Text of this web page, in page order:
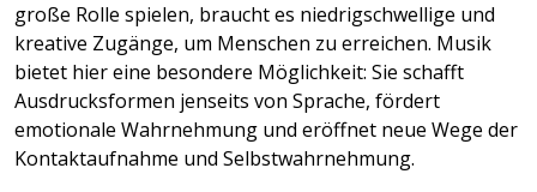
große Rolle spielen, braucht es niedrigschwellige und
kreative Zugänge, um Menschen zu erreichen. Musik
bietet hier eine besondere Möglichkeit: Sie schafft
Ausdrucksformen jenseits von Sprache, fördert
emotionale Wahrnehmung und eröffnet neue Wege der
Kontaktaufnahme und Selbstwahrnehmung.